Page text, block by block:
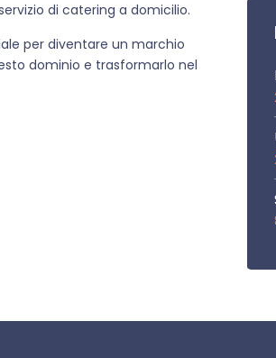
di catering a domicilio.
per diventare un marchio
dominio e trasformarlo nel